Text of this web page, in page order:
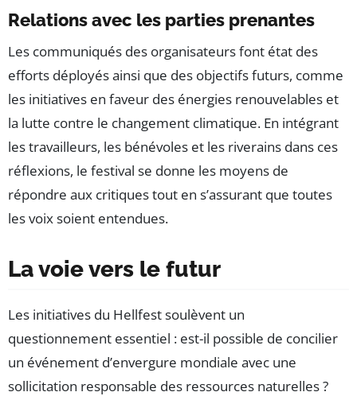
Relations avec les parties prenantes
Les communiqués des organisateurs font état des
efforts déployés ainsi que des objectifs futurs, comme
les initiatives en faveur des énergies renouvelables et
la lutte contre le changement climatique. En intégrant
les travailleurs, les bénévoles et les riverains dans ces
réflexions, le festival se donne les moyens de
répondre aux critiques tout en s’assurant que toutes
les voix soient entendues.
La voie vers le futur
Les initiatives du Hellfest soulèvent un
questionnement essentiel : est-il possible de concilier
un événement d’envergure mondiale avec une
sollicitation responsable des ressources naturelles ?